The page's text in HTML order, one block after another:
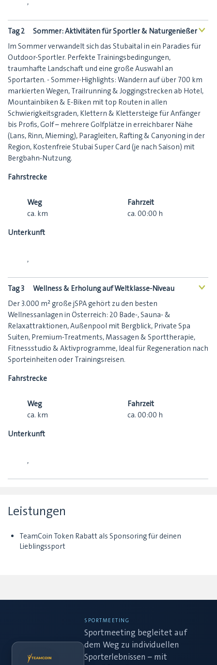
,
Tag 2 Sommer: Aktivitäten für Sportler & Naturgenießer<
Im Sommer verwandelt sich das Stubaital in ein Paradies für
Outdoor-Sportler. Perfekte Trainingsbedingungen,
traumhafte Landschaft und eine große Auswahl an
Sportarten. - Sommer-Highlights: Wandern auf über 700 km
markierten Wegen, Trailrunning & Joggingstrecken ab Hotel,
Mountainbiken & E-Biken mit top Routen in allen
Schwierigkeitsgraden, Klettern & Klettersteige für Anfänger
bis Profis, Golf – mehrere Golfplätze in erreichbarer Nähe
(Lans, Rinn, Mieming), Paragleiten, Rafting & Canyoning in der
Region, Kostenfreie Stubai Super Card (je nach Saison) mit
Bergbahn-Nutzung.
Fahrstrecke
Weg
ca. km
Fahrzeit
ca. 00:00 h
Unterkunft
,
Tag 3 Wellness & Erholung auf Weltklasse-Niveau <
Der 3.000 m² große jSPA gehört zu den besten
Wellnessanlagen in Österreich: 20 Bade-, Sauna- &
Relaxattraktionen, Außenpool mit Bergblick, Private Spa
Suiten, Premium-Treatments, Massagen & Sporttherapie,
Fitnessstudio & Aktivprogramme, Ideal für Regeneration nach
Sporteinheiten oder Trainingsreisen.
Fahrstrecke
Weg
ca. km
Fahrzeit
ca. 00:00 h
Unterkunft
,
Leistungen
TeamCoin Token Rabatt als Sponsoring für deinen
Lieblingssport
SPORTMEETING
Sportmeeting begleitet auf
dem Weg zu individuellen
Sporterlebnissen – mit